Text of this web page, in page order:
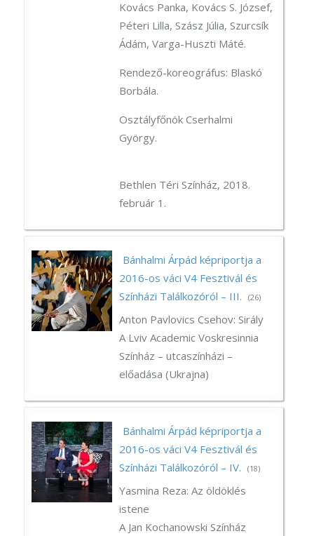
Kovács Panka, Kovács S. József,
Péteri Lilla, Szász Júlia, Szurcsík
Ádám, Varga-Huszti Máté.
Rendező-koreográfus: Blaskó
Borbála.
Osztályfőnök Cserhalmi
György.
Bethlen Téri Színház, 2018.
február 1.
Bánhalmi Árpád képriportja a
2016-os váci V4 Fesztivál és
Színházi Találkozóról – III.
(26)
Anton Pavlovics Csehov: Sirály
A Lviv Academic Voskresinnia
Színház – utcaszínházi –
előadása (Ukrajna)
Bánhalmi Árpád képriportja a
2016-os váci V4 Fesztivál és
Színházi Találkozóról – IV.
(18)
Yasmina Reza: Az öldöklés
istene
A Jan Kochanowski Színház